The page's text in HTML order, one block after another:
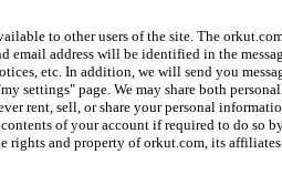
to other users of the site. The
address will be identified in the
etc. In addition, we will send you
settings" page. We may share both
rent, sell, or share your personal
of your account if required to do so
rights and property of orkut.com, its